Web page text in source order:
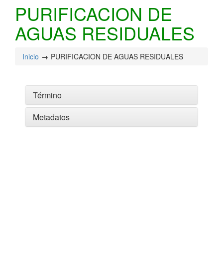
PURIFICACION DE
AGUAS RESIDUALES
Inicio PURIFICACION DE AGUAS RESIDUALES
Término
Metadatos